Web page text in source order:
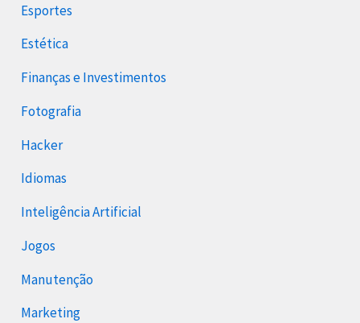
Esportes
Estética
Finanças e Investimentos
Fotografia
Hacker
Idiomas
Inteligência Artificial
Jogos
Manutenção
Marketing